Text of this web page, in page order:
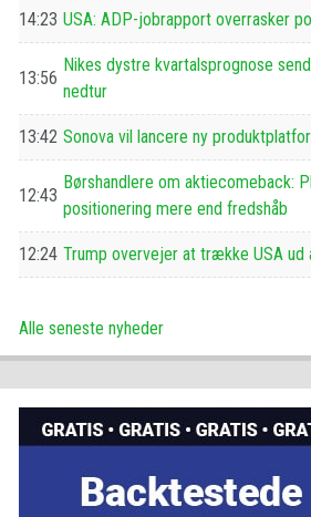
14:23 USA: ADP-jobrapport overrasker
13:56
Nikes dystre kvartalsprognose
nedtur
13:42 Sonova vil lancere ny
12:43
Børshandlere om aktiecomeback:
positionering mere end fredshåb
12:24 Trump overvejer at trække USA ud
Alle seneste nyheder